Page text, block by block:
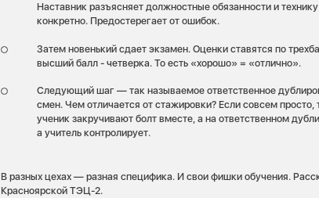
Наставник разъясняет должностные обязанности и
конкретно. Предостерегает от ошибок.
Затем новенький сдает экзамен. Оценки ставятся по
высший балл - четверка. То есть «хорошо» = «отлично».
Следующий шаг — так называемое ответственное
смен. Чем отличается от стажировки? Если совсем просто,
ученик закручивают болт вместе, а на ответственном
а учитель контролирует.
В разных цехах — разная специфика. И свои фишки обучения.
Красноярской ТЭЦ-2.